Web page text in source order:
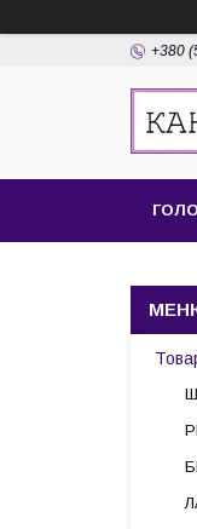
+380